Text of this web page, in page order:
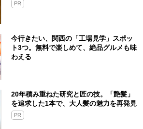
PR
今行きたい、関西の「工場見学」スポッ
ト3つ。無料で楽しめて、絶品グルメも味
わえる
20年積み重ねた研究と匠の技。「艶髪」
を追求した1本で、大人髪の魅力を再発見
PR